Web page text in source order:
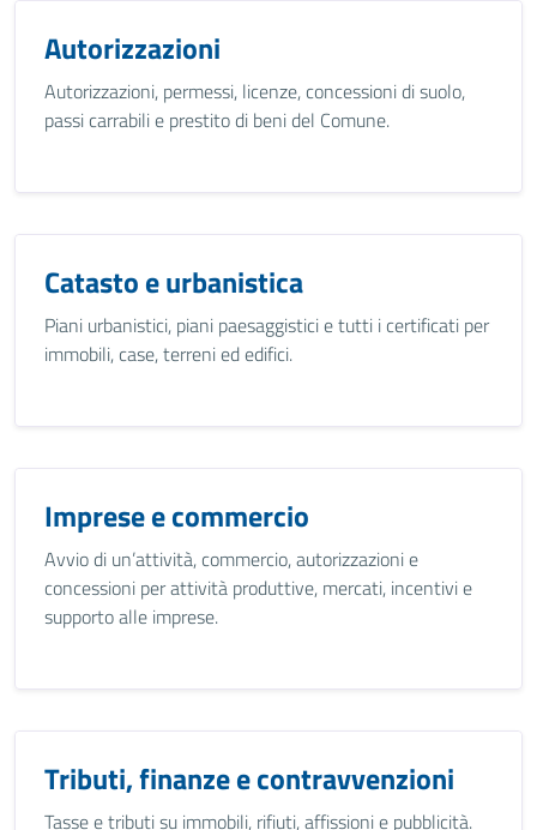
Autorizzazioni
Autorizzazioni, permessi, licenze, concessioni di suolo,
passi carrabili e prestito di beni del Comune.
Catasto e urbanistica
Piani urbanistici, piani paesaggistici e tutti i certificati per
immobili, case, terreni ed edifici.
Imprese e commercio
Avvio di un’attività, commercio, autorizzazioni e
concessioni per attività produttive, mercati, incentivi e
supporto alle imprese.
Tributi, finanze e contravvenzioni
Tasse e tributi su immobili, rifiuti, affissioni e pubblicità.